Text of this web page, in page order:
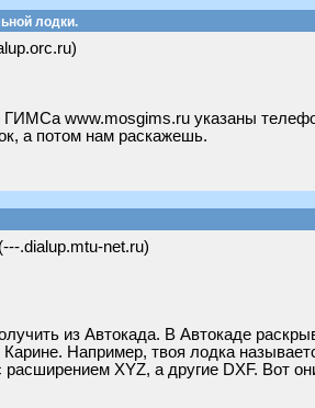
лодки.
ГИМСа www.mosgims.ru указаны
а потом нам раскажешь.
(---.dialup.mtu-net.ru)
из Автокада. В Автокаде
Например, твоя лодка
XYZ, а другие DXF. Вот